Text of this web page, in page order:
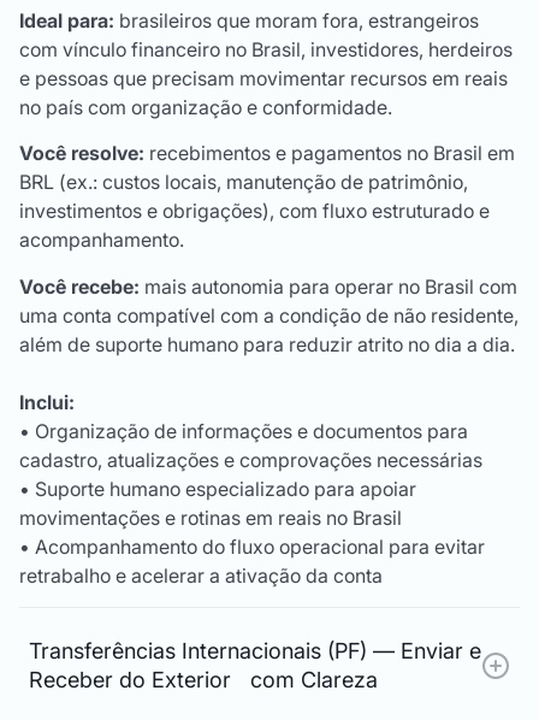
Ideal para: brasileiros que moram fora, estrangeiros
com vínculo financeiro no Brasil, investidores, herdeiros
e pessoas que precisam movimentar recursos em reais
no país com organização e conformidade.
Você resolve: recebimentos e pagamentos no Brasil em
BRL (ex.: custos locais, manutenção de patrimônio,
investimentos e obrigações), com fluxo estruturado e
acompanhamento.
Você recebe: mais autonomia para operar no Brasil com
uma conta compatível com a condição de não residente,
além de suporte humano para reduzir atrito no dia a dia.
Inclui:
• Organização de informações e documentos para
cadastro, atualizações e comprovações necessárias
• Suporte humano especializado para apoiar
movimentações e rotinas em reais no Brasil
• Acompanhamento do fluxo operacional para evitar
retrabalho e acelerar a ativação da conta
Transferências Internacionais (PF) — Enviar e
Receber do Exterior com Clareza